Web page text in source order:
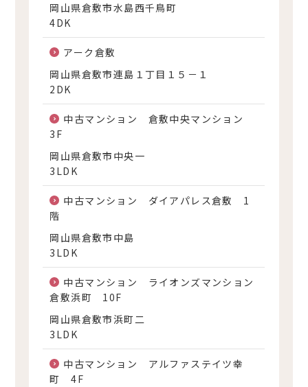
岡山県倉敷市水島西千鳥町
4DK
アーク倉敷
岡山県倉敷市連島１丁目１５－１
2DK
中古マンション 倉敷中央マンション
3F
岡山県倉敷市中央一
3LDK
中古マンション ダイアパレス倉敷 1
階
岡山県倉敷市中島
3LDK
中古マンション ライオンズマンション
倉敷浜町 10F
岡山県倉敷市浜町二
3LDK
中古マンション アルファステイツ幸
町 4F